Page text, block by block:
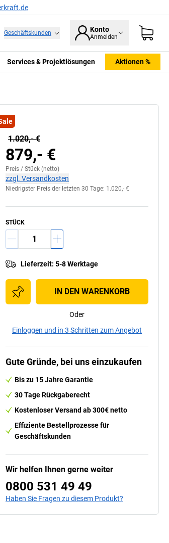
Geschäftskunden Konto
Anmelden
Services & Projektlösungen Aktionen %
1.020,- €
879,- €
Preis / Stück (netto)
zzgl. Versandkosten
Niedrigster Preis der letzten 30 Tage: 1.020,- €
STÜCK
Lieferzeit: 5-8 Werktage
IN DEN WARENKORB
Oder
Einloggen und in 3 Schritten zum Angebot
Gute Gründe, bei uns einzukaufen
Bis zu 15 Jahre Garantie
30 Tage Rückgaberecht
Kostenloser Versand ab 300€ netto
Effiziente Bestellprozesse für
Geschäftskunden
Wir helfen Ihnen gerne weiter
0800 531 49 49
Haben Sie Fragen zu diesem Produkt?